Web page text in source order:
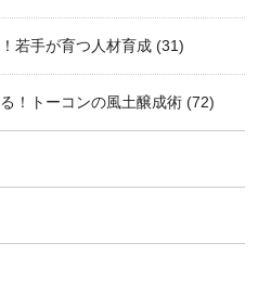
若手が育つ人材育成 (31)
！トーコンの風土醸成術 (72)